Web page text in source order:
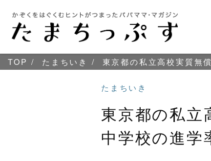
TOP たまちいき 東京都の私立高校実質無
たまちいき
東京都の私立
中学校の進学